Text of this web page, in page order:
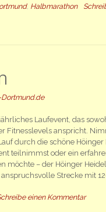
, Halbmarathon
Laufevent, das
Fitnesslevels anspricht.
durch die schöne Höinger
teilnimmst oder ein
möchte – der Höinger
Strecke mit
einen Kommentar